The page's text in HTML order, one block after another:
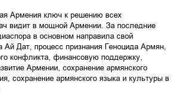
Армения ключ к решению всех
видит в мощной Армении. За последние
в основном направила свой
Ай Дат, процесс признания Геноцида Армян,
конфликта, финансовую поддержку,
Армении, сохранение армянского
сохранение армянского языка и культуры в